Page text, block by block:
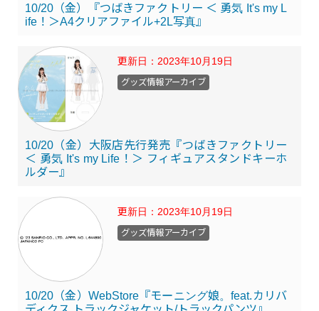
10/20（金）『つばきファクトリー ＜ 勇気 It's my L
ife！＞A4クリアファイル+2L写真』
更新日： 2023年10月19日
10/20（金）大阪店先行発売『つばきファクトリー
＜ 勇気 It's my Life！＞ フィギュアスタンドキーホ
ルダー』
グッズ情報アーカイブ
更新日： 2023年10月19日
10/20（金）WebStore『モーニング娘。feat.カリバ
グッズ情報アーカイブ